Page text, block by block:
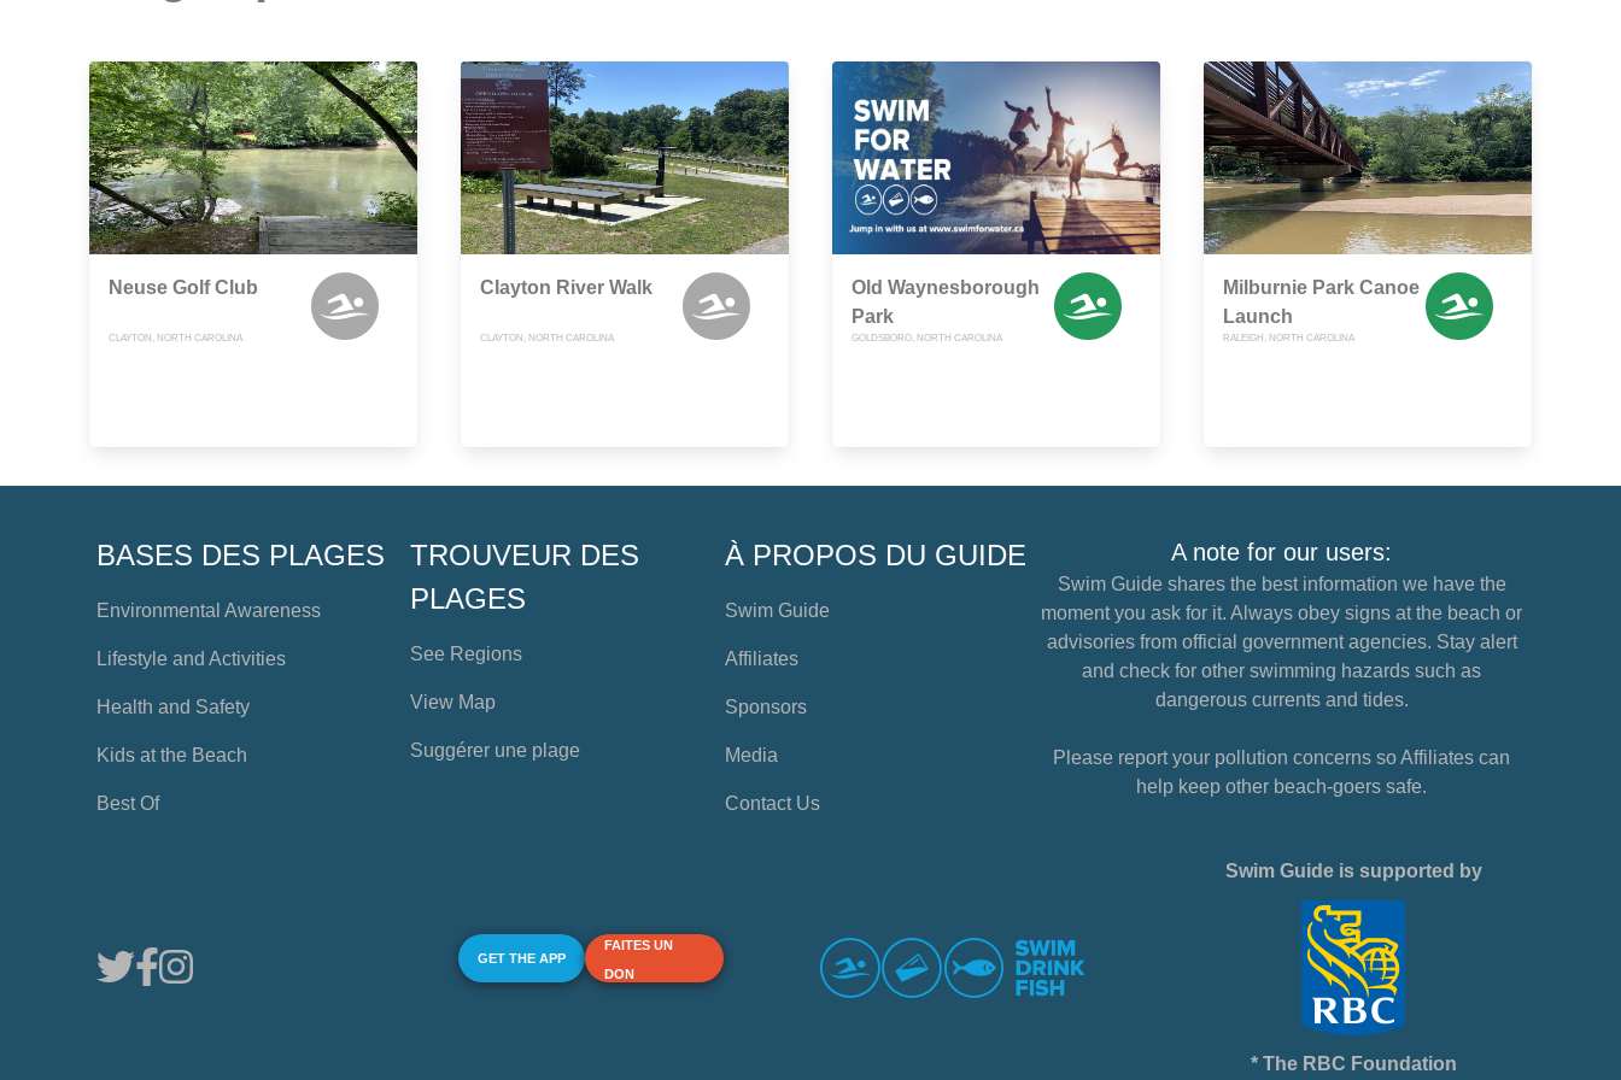
Neuse Golf Club
CLAYTON, NORTH CAROLINA
Clayton River Walk
CLAYTON, NORTH CAROLINA
Old Waynesborough
Park
GOLDSBORO, NORTH CAROLINA
Milburnie Park Canoe
Launch
RALEIGH, NORTH CAROLINA
BASES DES PLAGES
Environmental Awareness
Lifestyle and Activities
Health and Safety
Kids at the Beach
Best Of
TROUVEUR DES
PLAGES
See Regions
View Map
Suggérer une plage
À PROPOS DU GUIDE
Swim Guide
Affiliates
Sponsors
Media
Contact Us
A note for our users:
Swim Guide shares the best information we have the
moment you ask for it. Always obey signs at the beach or
advisories from official government agencies. Stay alert
and check for other swimming hazards such as
dangerous currents and tides.
Please report your pollution concerns so Affiliates can
help keep other beach-goers safe.
GET THE APP
FAITES UN
DON
Swim Guide is supported by
* The RBC Foundation